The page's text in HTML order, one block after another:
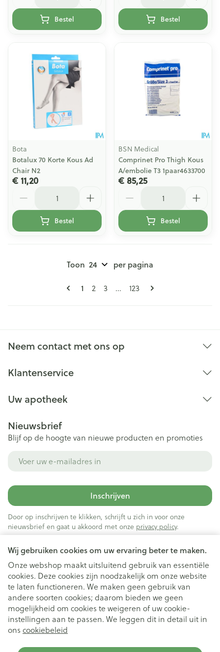
Wij gebruiken cookies om uw ervaring beter te maken.
Onze webshop maakt uitsluitend gebruik van essentiële
cookies. Deze cookies zijn noodzakelijk om onze website
te laten functioneren. We maken geen gebruik van
andere soorten cookies; daarom bieden we geen
mogelijkheid om cookies te weigeren of uw cookie-
instellingen aan te passen. We leggen dit in detail uit in
ons cookiebeleid
Bestel Bestel
Bota
Botalux 70 Korte Kous Ad
Chair N2
€ 11,20
Bestel
BSN Medical
Comprinet Pro Thigh Kous
A/embolie T3 1paar4633700
€ 85,25
Bestel
Pagina's
U lees momenteel pagina
1 Pagina
2 Pagina
3 ... Pagina
123
Toon per pagina
Neem contact met ons op
Klantenservice
Uw apotheek
Nieuwsbrief
Blijf op de hoogte van nieuwe producten en promoties
Inschrijven
Door op inschrijven te klikken, schrijft u zich in voor onze
nieuwsbrief en gaat u akkoord met onze privacy policy.
Juridische links